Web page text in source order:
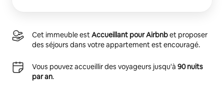
Cet immeuble estAccueillant pour Airbnbet proposer
des séjours dans votre appartement est encouragé.
Vous pouvez accueillir des voyageurs jusqu'à 90 nuits
par an.